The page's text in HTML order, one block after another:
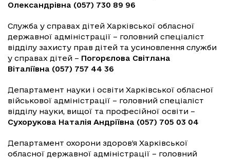
Олександрівна (057) 730 89 96
Служба у справах дітей Харківської обласної
державної адміністрації – головний спеціаліст
відділу захисту прав дітей та усиновлення служби
у справах дітей – Погорєлова Світлана
Віталіївна (057) 757 44 36
Департамент науки і освіти Харківської обласної
військової адміністрації – головний спеціаліст
відділу науки, вищої та професійної освіти –
Сухорукова Наталія Андріївна (057) 705 03 04
Департамент охорони здоров’я Харківської
обласної державної адміністрації – головний